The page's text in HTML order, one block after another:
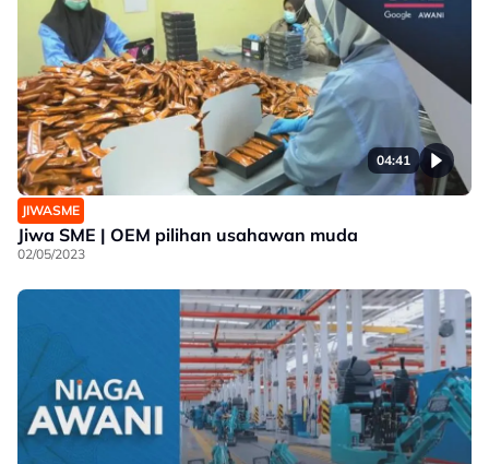
04:41
JIWASME
Jiwa SME | OEM pilihan usahawan muda
02/05/2023